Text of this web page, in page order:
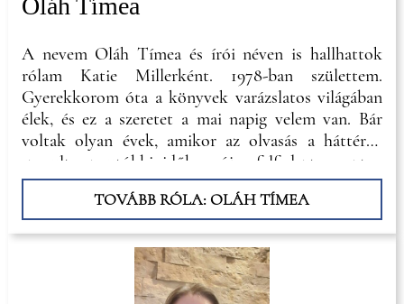
A nevem Oláh Tímea és írói néven is hallhattok
rólam Katie Millerként. 1978-ban születtem.
Gyerekkorom óta a könyvek varázslatos világában
élek, és ez a szeretet a mai napig velem van. Bár
voltak olyan évek, amikor az olvasás a háttérbe
szorult, az utóbbi időben újra felfedeztem ezt a
csodát. Én is írok pár éve és már négy kötetem
jelent meg ebook és nyomtatott formában is.
Részemről mindig is fontos volt, hogy valamilyen
formában megörökítsem az elolvasott történeteket,
és nem csupán egy egyszerű naplóban, talán azért,
hogy újra és újra vissza tudjam idézni, miről is
TOVÁBB RÓLA: OLÁH TÍMEA